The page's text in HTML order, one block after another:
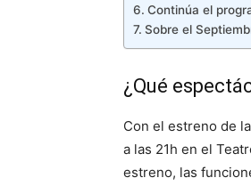
Continúa el
Sobre el
¿Qué
Con el estreno de
a las 21h en el
estreno, las